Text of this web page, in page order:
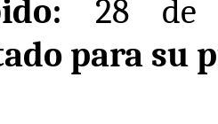
28 de
para su